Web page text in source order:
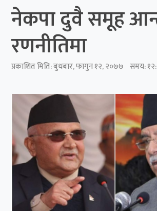
नेकपा दुवै समूह
रणनीतिमा
प्रकाशित मिति:बुधबार, फागुन १२, २०७७ समय: